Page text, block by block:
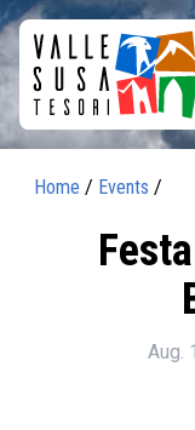
Home / Events /
Aug.